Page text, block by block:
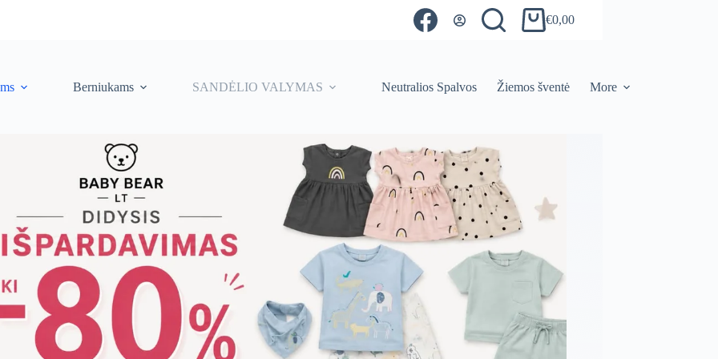
Shopping
€0,00
Berniukams SANDĖLIO VALYMAS Neutralios Spalvos Žiemos šventė More